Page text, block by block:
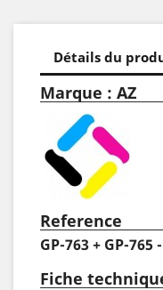
Détails du
Marque : AZ
Reference
GP-763 + GP-
Fiche